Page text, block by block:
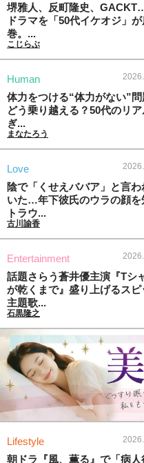
堺雅人、反町隆史、
ドラマを「50代イケオジ」
巻。...
こじらぶ
Human
体力をつける“体力がない”問
どう乗り越える？50代のリ
ぎ...
まなたろう
Love
陰で「くせえババア」と言わ
いた…年下彼氏のウラの顔を
トラウ...
古川諭香
Entertainment
話題さらう蒼井優主演『Tシ
が乾くまで』盛り上げるスピ
主題歌...
石黒隆之
Lifestyle
朝ドラ『風、薫る』で「病人